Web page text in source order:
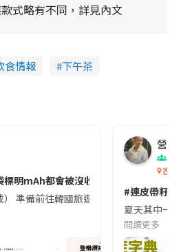
式略有不同，詳見內文
食情報 下午茶
標明mAh都會被沒收😱出發前切記檢查
） 準備前往韓國旅遊的民眾，近期要
營養
香港
#連皮帶籽
夏天其中一
閱讀更多